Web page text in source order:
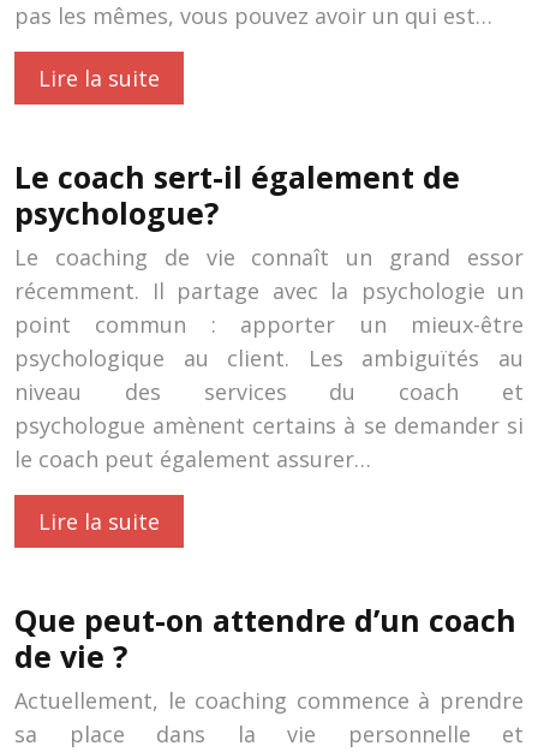
pas les mêmes, vous pouvez avoir un qui est…
Lire la suite
Le coach sert-il également de
psychologue?
Le coaching de vie connaît un grand essor
récemment. Il partage avec la psychologie un
point commun : apporter un mieux-être
psychologique au client. Les ambiguïtés au
niveau des services du coach et
psychologue amènent certains à se demander si
le coach peut également assurer…
Lire la suite
Que peut-on attendre d’un coach
de vie ?
Actuellement, le coaching commence à prendre
sa place dans la vie personnelle et